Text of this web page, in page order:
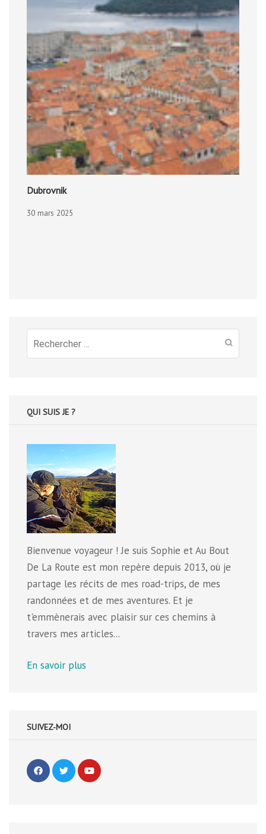
Dubrovnik
30 mars 2025
Recherche
pour
QUI SUIS JE ?
Bienvenue voyageur ! Je suis Sophie et Au Bout
De La Route est mon repère depuis 2013, où je
partage les récits de mes road-trips, de mes
randonnées et de mes aventures. Et je
t'emmènerais avec plaisir sur ces chemins à
travers mes articles...
En savoir plus
SUIVEZ-MOI